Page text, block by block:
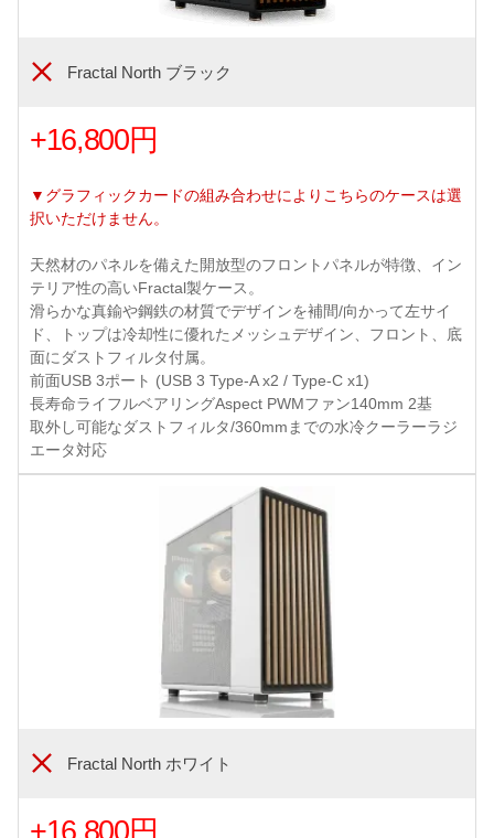
Fractal North ブラック
+16,800円
▼グラフィックカードの組み合わせによりこちらのケースは選
択いただけません。
天然材のパネルを備えた開放型のフロントパネルが特徴、イン
テリア性の高いFractal製ケース。
滑らかな真鍮や鋼鉄の材質でデザインを補間/向かって左サイ
ド、トップは冷却性に優れたメッシュデザイン、フロント、底
面にダストフィルタ付属。
前面USB 3ポート (USB 3 Type-A x2 / Type-C x1)
長寿命ライフルベアリングAspect PWMファン140mm 2基
取外し可能なダストフィルタ/360mmまでの水冷クーラーラジ
エータ対応
Fractal North ホワイト